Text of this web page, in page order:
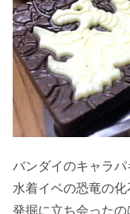
バンダイのキャラパ
水着イベの恐竜の化
発掘に立ち会ったの